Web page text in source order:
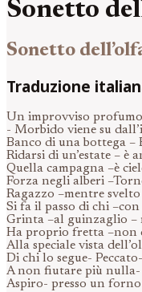
Sonetto
Sonetto
Traduzione
Un improvviso
- Morbido viene su
Banco di una bottega –
Ridarsi di un’estate – è
Quella campagna –è
Forza negli alberi
Ragazzo –mentre
Si fa il passo di chi
Grinta –al guinzaglio –
Ha proprio fretta –non
Alla speciale vista
Di chi lo segue-
A non fiutare più nulla-
Aspiro- presso un forno